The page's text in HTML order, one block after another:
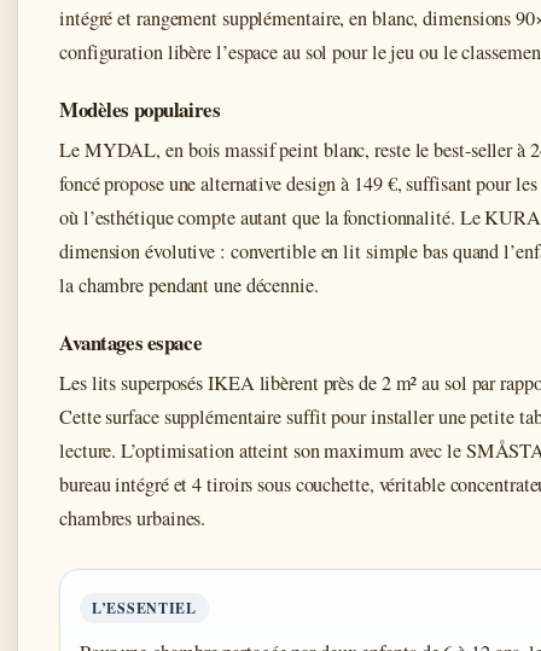
intégré et rangement supplémentaire, en blanc, dimensions
configuration libère l’espace au sol pour le jeu ou le
Modèles populaires
Le MYDAL, en bois massif peint blanc, reste le best-seller à
foncé propose une alternative design à 149 €, suffisant pour
où l’esthétique compte autant que la fonctionnalité. Le
dimension évolutive : convertible en lit simple bas quand
la chambre pendant une décennie.
Avantages espace
Les lits superposés IKEA libèrent près de 2 m² au sol par
Cette surface supplémentaire suffit pour installer une petite
lecture. L’optimisation atteint son maximum avec le
bureau intégré et 4 tiroirs sous couchette, véritable
chambres urbaines.
L’ESSENTIEL